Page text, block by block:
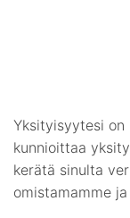
Yksityisyytesi on
kunnioittaa
kerätä sinulta
omistamamme